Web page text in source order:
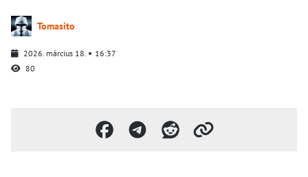
Tomasito
2026. március 18.
16:37
80